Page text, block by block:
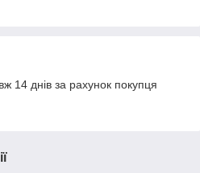
14 днів за рахунок покупця